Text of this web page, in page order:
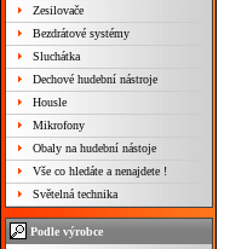
Zesilovače
Bezdrátové systémy
Sluchátka
Dechové hudební nástroje
Housle
Mikrofony
Obaly na hudební nástoje
Vše co hledáte a nenajdete !
Světelná technika
Podle výrobce